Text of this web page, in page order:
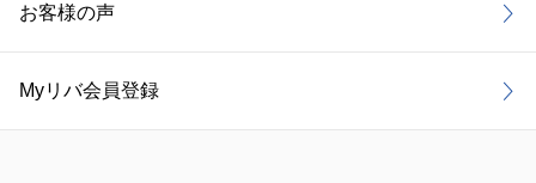
お客様の声
Myリバ会員登録